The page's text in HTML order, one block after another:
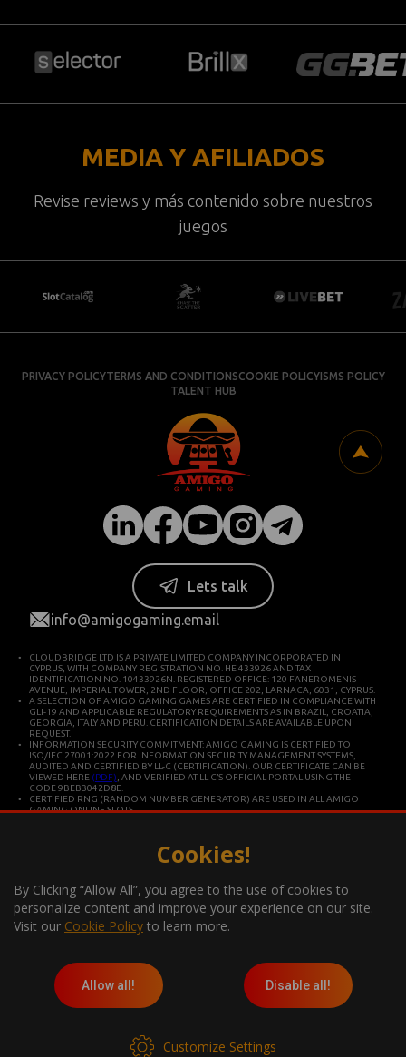
MEDIA Y AFILIADOS
Revise reviews y más contenido sobre nuestros
juegos
PRIVACY POLICYTERMS AND CONDITIONSCOOKIE POLICYISMS POLICY
TALENT HUB
Lets talk
info@amigogaming.email
CLOUDBRIDGE LTD IS A PRIVATE LIMITED COMPANY INCORPORATED IN
CYPRUS, WITH COMPANY REGISTRATION NO. HE 433926 AND TAX
IDENTIFICATION NO. 10433926N. REGISTERED OFFICE: 120 FANEROMENIS
AVENUE, IMPERIAL TOWER, 2ND FLOOR, OFFICE 202, LARNACA, 6031, CYPRUS.
A SELECTION OF AMIGO GAMING GAMES ARE CERTIFIED IN COMPLIANCE WITH
GLI-19 AND APPLICABLE REGULATORY REQUIREMENTS AS IN BRAZIL, CROATIA,
GEORGIA, ITALY AND PERU. CERTIFICATION DETAILS ARE AVAILABLE UPON
REQUEST.
INFORMATION SECURITY COMMITMENT: AMIGO GAMING IS CERTIFIED TO
ISO/IEC 27001:2022 FOR INFORMATION SECURITY MANAGEMENT SYSTEMS,
AUDITED AND CERTIFIED BY LL-C (CERTIFICATION). OUR CERTIFICATE CAN BE
VIEWED HERE (PDF) , AND VERIFIED AT LL-C’S OFFICIAL PORTAL USING THE
CODE 9BEB3042D8E.
CERTIFIED RNG (RANDOM NUMBER GENERATOR) ARE USED IN ALL AMIGO
GAMING ONLINE SLOTS.
AND INFORMATION SECURITY.
*Gambling can be addictive, play responsibly
Information about the player support measures on the website:
COPYRIGHT © 2026. TODOS LOS DERECHOS RESERVADOS
Cookies!
By Clicking “Allow All”, you agree to the use of cookies to
personalize content and improve your experience on our site.
Visit our Cookie Policy to learn more.
Allow all! Disable all!
Customize Settings